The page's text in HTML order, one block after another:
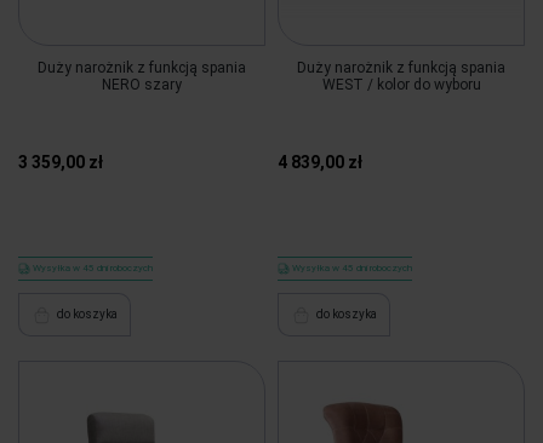
Duży narożnik z funkcją spania
NERO szary
3 359,00 zł
Wysyłka w 45 dni roboczych
do koszyka
Duży narożnik z funkcją spania
WEST / kolor do wyboru
4 839,00 zł
Wysyłka w 45 dni roboczych
do koszyka